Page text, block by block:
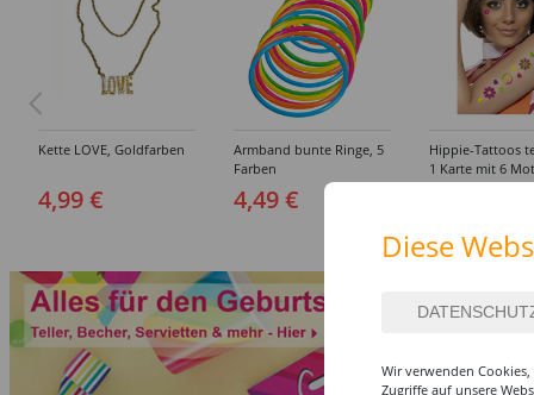
Kette LOVE, Goldfarben
4,99 €
Armband bunte Ringe, 5
Farben
4,49 €
Hippie-Tattoos
1 Karte mit 6
Diese
Wir verwenden
Zugriffe auf unsere